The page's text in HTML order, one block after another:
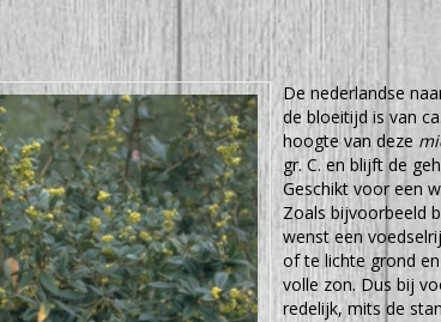
De nederlandse
de bloeitijd is van
hoogte van deze
gr. C. en blijft de
Geschikt voor een
Zoals bijvoorbeeld
wenst een
of te lichte grond
volle zon. Dus bij
redelijk, mits de